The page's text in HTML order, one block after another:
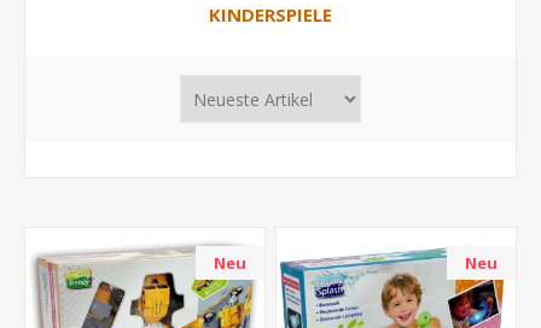
KINDERSPIELE
Neu Neu